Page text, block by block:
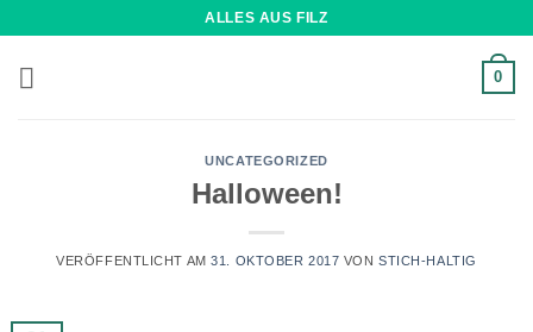
springen
ALLES AUS FILZ
0
UNCATEGORIZED
Halloween!
VERÖFFENTLICHT AM31. OKTOBER 2017 VONSTICH-HALTIG